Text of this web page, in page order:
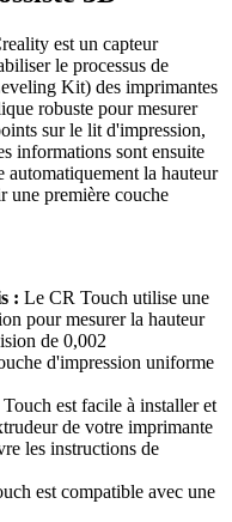
est un capteur
le processus de
Kit) des imprimantes
robuste pour mesurer
sur le lit d'impression,
informations sont ensuite
automatiquement la hauteur
une première couche
: Le CR Touch utilise une
pour mesurer la hauteur
de 0,002
d'impression uniforme
est facile à installer et
de votre imprimante
les instructions de
est compatible avec une